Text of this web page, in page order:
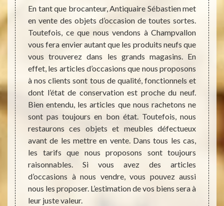
plus
de
de
nos
à
de
En tant que brocanteur, Antiquaire Sébastien met
en vente des objets d’occasion de toutes sortes.
Toutefois, ce que nous vendons à Champvallon
vous fera envier autant que les produits neufs que
vous trouverez dans les grands magasins. En
effet, les articles d’occasions que nous proposons
à nos clients sont tous de qualité, fonctionnels et
dont l’état de conservation est proche du neuf.
Bien entendu, les articles que nous rachetons ne
sont pas toujours en bon état. Toutefois, nous
restaurons ces objets et meubles défectueux
avant de les mettre en vente. Dans tous les cas,
les tarifs que nous proposons sont toujours
raisonnables. Si vous avez des articles
d’occasions à nous vendre, vous pouvez aussi
nous les proposer. L’estimation de vos biens sera à
leur juste valeur.
des
le
la
nous